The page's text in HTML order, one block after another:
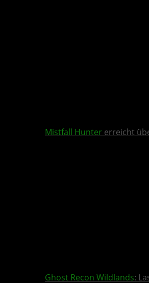
Mistfall Hunter erreicht
Ghost Recon Wildlands: